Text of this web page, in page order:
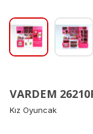
VARDEM
Kız Oyuncak